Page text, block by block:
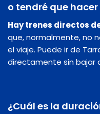
o tendré que
Hay trenes directos
que, normalmente, no
el viaje. Puede ir de
directamente sin bajar
¿Cuál es la